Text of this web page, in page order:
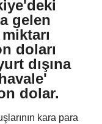
gelen
doları
dışına
dolar.
kara para